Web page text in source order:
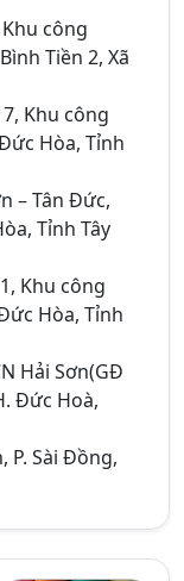
công
Tiền 2, Xã
Khu công
Hòa, Tỉnh
– Tân Đức,
Tỉnh Tây
Khu công
Hòa, Tỉnh
Hải Sơn(GĐ
Đức Hoà,
P. Sài Đồng,